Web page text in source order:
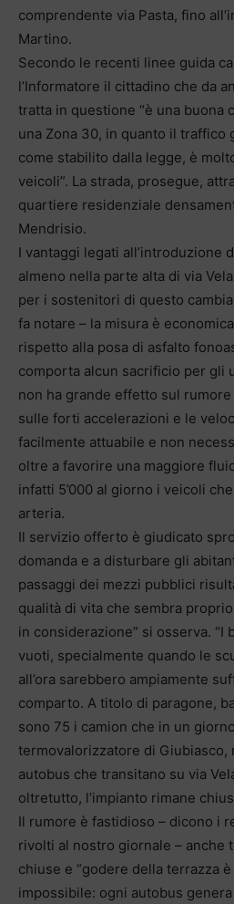
comprendente via Pasta, fino
Martino.
Secondo le recenti linee guida
l’Informatore il cittadino che da
tratta in questione “è una buona
una Zona 30, in quanto il traffico
come stabilito dalla legge, è
veicoli”. La strada, prosegue,
quartiere residenziale
Mendrisio.
I vantaggi legati all’introduzione
almeno nella parte alta di via
per i sostenitori di questo
fa notare – la misura è
rispetto alla posa di asfalto
comporta alcun sacrificio per gli
non ha grande effetto sul
sulle forti accelerazioni e le
facilmente attuabile e non
oltre a favorire una maggiore
infatti 5’000 al giorno i veicoli
arteria.
Il servizio offerto è giudicato
domanda e a disturbare gli
passaggi dei mezzi pubblici
qualità di vita che sembra
in considerazione” si osserva. “I
vuoti, specialmente quando le
all’ora sarebbero ampiamente
comparto. A titolo di paragone,
sono 75 i camion che in un
termovalorizzatore di
autobus che transitano su via
oltretutto, l’impianto rimane
Il rumore è fastidioso – dicono i
rivolti al nostro giornale – anche
chiuse e “godere della terrazza
impossibile: ogni autobus